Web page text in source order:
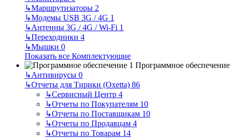
↳Маршрутизаторы 2
↳Модемы USB 3G / 4G 1
↳Антенны 3G / 4G / Wi-Fi 1
↳Переходники 4
↳Мышки 0
Показать все Комплектующие
Программное обеспечение
↳Антивирусы 0
↳Отчеты для Тирики (Oxetta) 86
↳Сервисный Центр 4
↳Отчеты по Покупателям 10
↳Отчеты по Поставщикам 10
↳Отчеты по Продавцам 4
↳Отчеты по Товарам 14